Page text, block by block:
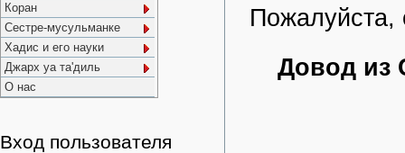
Коран
Сестре-мусульманке
Хадис и его науки
Джарх уа та'диль
О нас
Вход пользователя
Пожалуйста,
Довод из